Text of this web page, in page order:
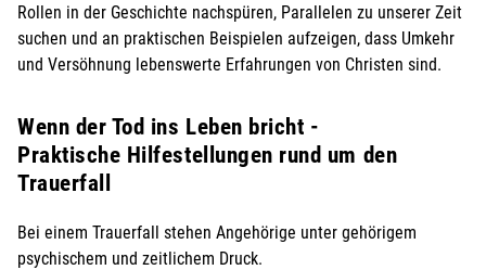
Rollen in der Geschichte nachspüren, Parallelen zu unserer Zeit
suchen und an praktischen Beispielen aufzeigen, dass Umkehr
und Versöhnung lebenswerte Erfahrungen von Christen sind.
Wenn der Tod ins Leben bricht -
Praktische Hilfestellungen rund um den
Trauerfall
Bei einem Trauerfall stehen Angehörige unter gehörigem
psychischem und zeitlichem Druck.